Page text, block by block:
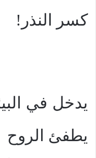
كسر النذر!
يدخل في
يطفئ الروح